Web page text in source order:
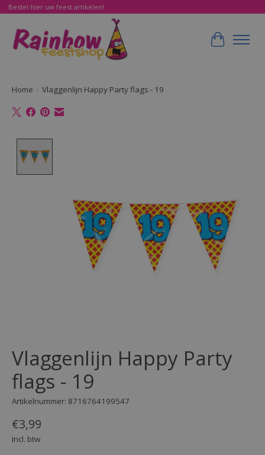
Bestel hier uw feest artikelen!
Home / Vlaggenlijn Happy Party flags - 19
Vlaggenlijn Happy Party
flags - 19
Artikelnummer: 8716764199547
€3,99
Incl. btw